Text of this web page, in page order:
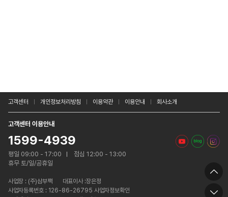
고객센터 개인정보처리방침 이용약관 이용안내 회사소개
고객센터 이용안내
1599-4939
평일 09:00 - 17:00
점심 12:00 - 13:00
휴무 토/일/공휴일
사업장 : (주)삼부팩
대표이사 :장은정
사업자등록번호 : 126-86-26795 사업자정보확인